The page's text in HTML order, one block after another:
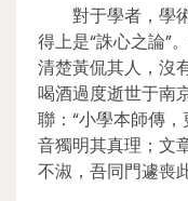
對于學者，學
得上是“誅心之論”
清楚黃侃其人，沒
喝酒過度逝世于南
聯：“小學本師傳
音獨明其真理；文
不淑，吾同門遽喪